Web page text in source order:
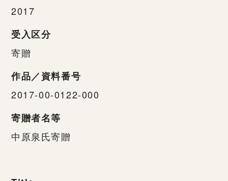
2017
受入区分
寄贈
作品／資料番号
2017-00-0122-000
寄贈者名等
中原泉氏寄贈